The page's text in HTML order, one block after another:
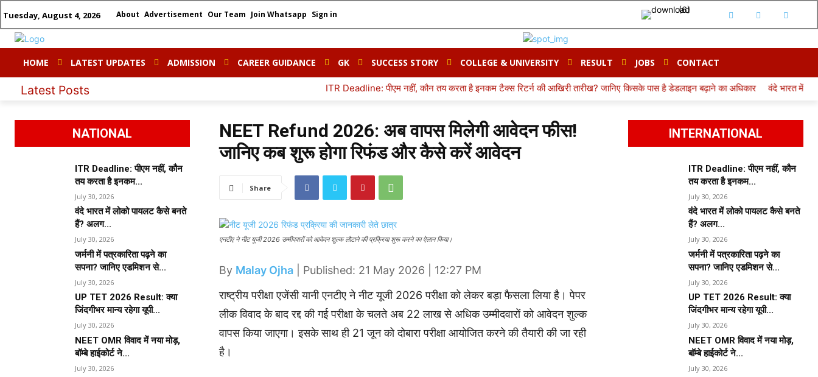
Tuesday, August 4, 2026 About Advertisement Our Team Join Whatsapp Sign in
HOME LATEST UPDATES ADMISSION CAREER GUIDANCE GK SUCCESS STORY COLLEGE & UNIVERSITY RESULT JOBS CONTACT
Latest Posts ITR Deadline: पीएम नहीं, कौन तय करता है इनकम टैक्स रिटर्न की आखिरी तारीख? जानिए किसके पास है डेडलाइन बढ़ाने का अधिकार वंदे भारत में लोको पायलट कैसे
NATIONAL
ITR Deadline: पीएम नहीं, कौन
तय करता है इनकम...
July 30, 2026
वंदे भारत में लोको पायलट कैसे बनते
हैं? अलग...
July 30, 2026
जर्मनी में पत्रकारिता पढ़ने का
सपना? जानिए एडमिशन से...
July 30, 2026
UP TET 2026 Result: क्या
जिंदगीभर मान्य रहेगा यूपी...
July 30, 2026
NEET OMR विवाद में नया मोड़,
बॉम्बे हाईकोर्ट ने...
July 30, 2026
NEET Refund 2026: अब वापस मिलेगी आवेदन फीस!
जानिए कब शुरू होगा रिफंड और कैसे करें आवेदन
Share
एनटीए ने नीट यूजी 2026 उम्मीदवारों को आवेदन शुल्क लौटाने की प्रक्रिया शुरू करने का ऐलान किया।
By Malay Ojha | Published: 21 May 2026 | 12:27 PM
राष्ट्रीय परीक्षा एजेंसी यानी एनटीए ने नीट यूजी 2026 परीक्षा को लेकर बड़ा फैसला लिया है। पेपर
लीक विवाद के बाद रद्द की गई परीक्षा के चलते अब 22 लाख से अधिक उम्मीदवारों को आवेदन शुल्क
वापस किया जाएगा। इसके साथ ही 21 जून को दोबारा परीक्षा आयोजित करने की तैयारी की जा रही
है।
INTERNATIONAL
ITR Deadline: पीएम नहीं, कौन
तय करता है इनकम...
July 30, 2026
वंदे भारत में लोको पायलट कैसे बनते
हैं? अलग...
July 30, 2026
जर्मनी में पत्रकारिता पढ़ने का
सपना? जानिए एडमिशन से...
July 30, 2026
UP TET 2026 Result: क्या
जिंदगीभर मान्य रहेगा यूपी...
July 30, 2026
NEET OMR विवाद में नया मोड़,
बॉम्बे हाईकोर्ट ने...
July 30, 2026